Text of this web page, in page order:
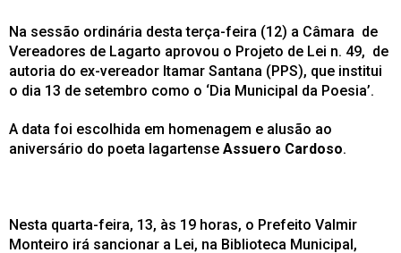
Na sessão ordinária desta terça-feira (12) a Câmara de
Vereadores de Lagarto aprovou o Projeto de Lei n. 49, de
autoria do ex-vereador Itamar Santana (PPS), que institui
o dia 13 de setembro como o ‘Dia Municipal da Poesia’.
A data foi escolhida em homenagem e alusão ao
aniversário do poeta lagartense Assuero Cardoso.
Nesta quarta-feira, 13, às 19 horas, o Prefeito Valmir
Monteiro irá sancionar a Lei, na Biblioteca Municipal,